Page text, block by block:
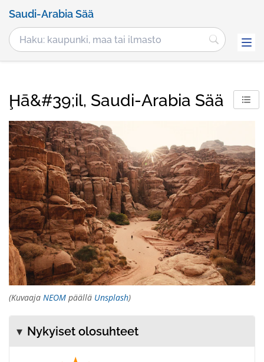
Saudi-Arabia Sää
Ḩā&#39;il, Saudi-Arabia Sää
(Kuvaaja NEOM päällä Unsplash)
Nykyiset olosuhteet